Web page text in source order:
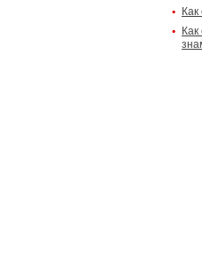
Как